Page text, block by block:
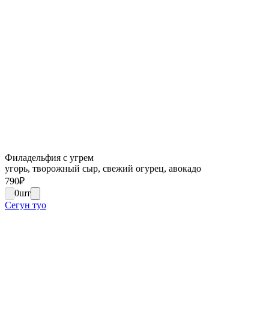
Филадельфия с угрем
угорь, творожный сыр, свежий огурец, авокадо
790₽
0шт
Сегун туо